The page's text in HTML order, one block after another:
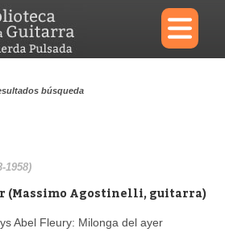
×
búsqueda
1958)
(Massimo Agostinelli, guitarra)
Abel Fleury: Milonga del ayer